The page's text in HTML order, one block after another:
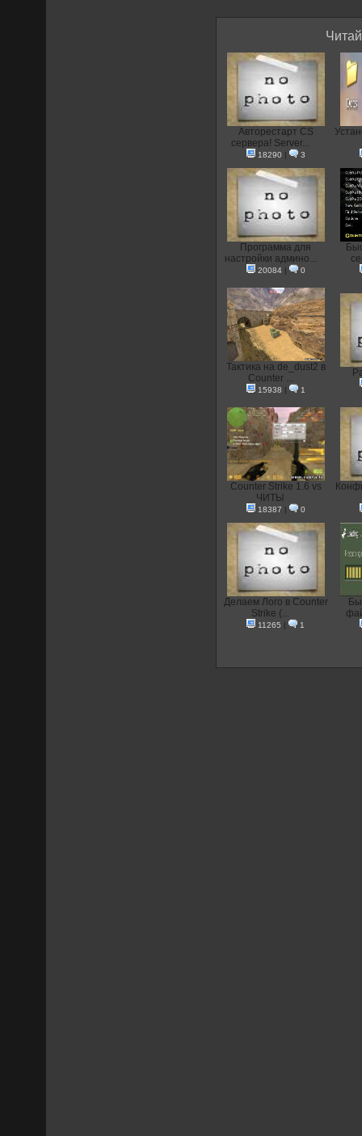
Авторестарт CS
сервера! Server...
18290 | 3
Программа для
настройки админо...
20084| 0
Тактика на de_dust2 в
Counter ...
15938 | 1
Counter Strike 1.6 vs
ЧИТЫ
18387 | 0
Делаем Лого в Counter
Strike (...
11265 | 1